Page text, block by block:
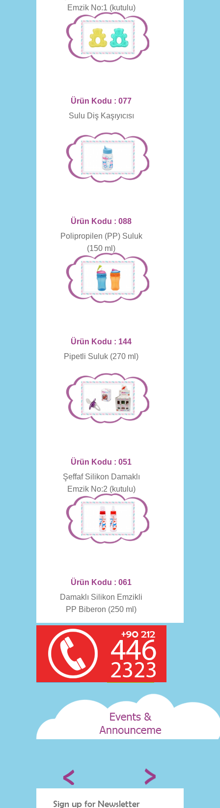
Emzik No:1 (kutulu)
Ürün Kodu : 077
Sulu Diş Kaşıyıcısı
Ürün Kodu : 088
Polipropilen (PP) Suluk
(150 ml)
Ürün Kodu : 144
Pipetli Suluk (270 ml)
Ürün Kodu : 051
Şeffaf Silikon Damaklı
Emzik No:2 (kutulu)
Ürün Kodu : 061
Damaklı Silikon Emzikli
PP Biberon (250 ml)
Sign up for Newsletter